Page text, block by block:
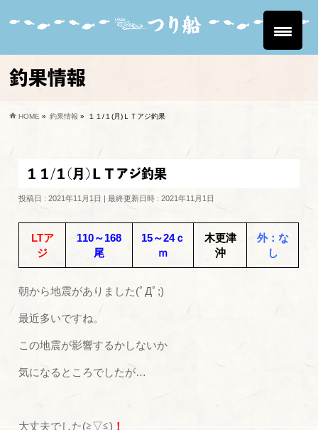
釣果情報
HOME » 釣果情報 » １１/１(月)ＬＴアジ釣果
１１/１(月)ＬＴアジ釣果
投稿日 : 2021年11月1日 最終更新日時 : 2021年11月1日
LTア
ジ
110～168
尾
15～24ｃ
ｍ
木更津
沖
外：な
し
朝から地震がありました(ﾟДﾟ;)
最近多いですね。
この地震が影響するかしないか
気になるところでしたが…
大丈夫でした(≧▽≦) ！